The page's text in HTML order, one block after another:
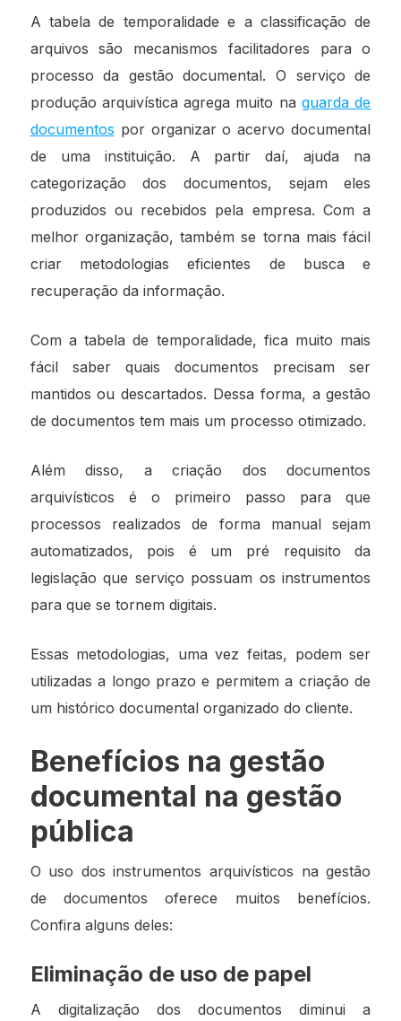
A tabela de temporalidade e a classificação de
arquivos são mecanismos facilitadores para o
processo da gestão documental. O serviço de
produção arquivística agrega muito naguarda de
documentos por organizar o acervo documental
de uma instituição. A partir daí, ajuda na
categorização dos documentos, sejam eles
produzidos ou recebidos pela empresa. Com a
melhor organização, também se torna mais fácil
criar metodologias eficientes de busca e
recuperação da informação.
Com a tabela de temporalidade, fica muito mais
fácil saber quais documentos precisam ser
mantidos ou descartados. Dessa forma, a gestão
de documentos tem mais um processo otimizado.
Além disso, a criação dos documentos
arquivísticos é o primeiro passo para que
processos realizados de forma manual sejam
automatizados, pois é um pré requisito da
legislação que serviço possuam os instrumentos
para que se tornem digitais.
Essas metodologias, uma vez feitas, podem ser
utilizadas a longo prazo e permitem a criação de
um histórico documental organizado do cliente.
Benefícios na gestão
documental na gestão
pública
O uso dos instrumentos arquivísticos na gestão
de documentos oferece muitos benefícios.
Confira alguns deles:
Eliminação de uso de papel
A digitalização dos documentos diminui a